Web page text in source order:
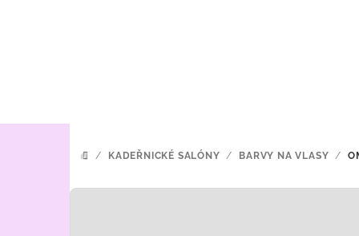
DOMŮ
/ KADEŘNICKÉ SALÓNY / BARVY NA VLASY /
P